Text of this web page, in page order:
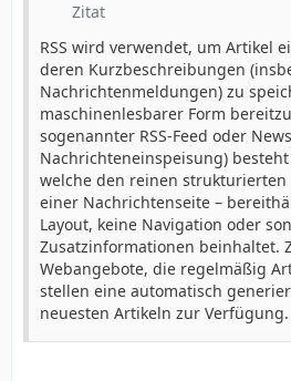
Zitat
RSS wird verwendet, um Artikel
deren Kurzbeschreibungen
Nachrichtenmeldungen) zu
maschinenlesbarer Form
sogenannter RSS-Feed oder
Nachrichteneinspeisung)
welche den reinen
einer Nachrichtenseite –
Layout, keine Navigation oder
Zusatzinformationen beinhaltet.
Webangebote, die regelmäßig
stellen eine automatisch
neuesten Artikeln zur Verfügung.